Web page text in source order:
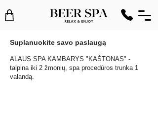
Suplanuokite savo paslaugą
ALAUS SPA KAMBARYS "KAŠTONAS" -
talpina iki 2 žmonių, spa procedūros trunka 1
valandą.